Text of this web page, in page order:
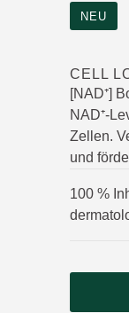
NEU
CELL
[NAD⁺]
NAD⁺-
Zellen.
und
100 %